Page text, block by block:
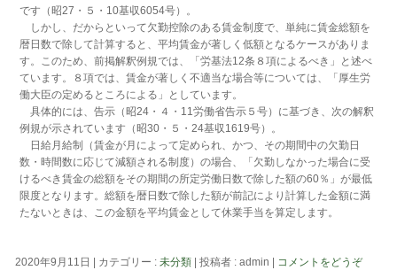
です（昭27・５・10基収6054号）。
しかし、だからといって欠勤控除のある賃金制度で、単純に賃金総額を
暦日数で除して計算すると、平均賃金が著しく低額となるケースがありま
す。このため、前掲解釈例規では、「労基法12条８項によるべき」と述べ
ています。８項では、賃金が著しく不適当な場合等については、「厚生労
働大臣の定めるところによる」としています。
具体的には、告示（昭24・４・11労働省告示５号）に基づき、次の解釈
例規が示されています（昭30・５・24基収1619号）。
日給月給制（賃金が月によって定められ、かつ、その期間中の欠勤日
数・時間数に応じて減額される制度）の場合、「欠勤しなかった場合に受
けるべき賃金の総額をその期間の所定労働日数で除した額の60％」が最低
限度となります。総額を暦日数で除した額が前記により計算した金額に満
たないときは、この金額を平均賃金として休業手当を算定します。
2020年9月11日 カテゴリー :未分類 |投稿者 : admin コメントをどうぞ